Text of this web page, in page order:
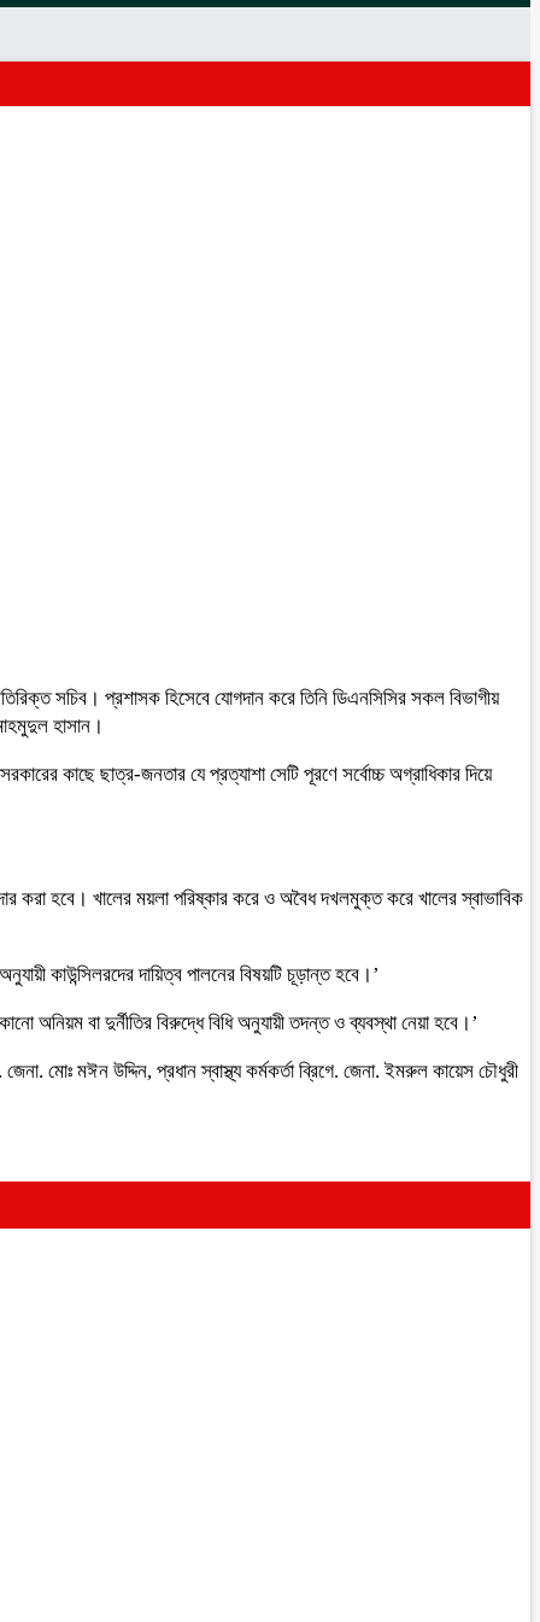
সচিব। প্রশাসক হিসেবে যোগদান করে তিনি ডিএনসিসির সকল বিভাগীয়
হাসান।
কাছে ছাত্র-জনতার যে প্রত্যাশা সেটি পূরণে সর্বোচ্চ অগ্রাধিকার দিয়ে
করা হবে। খালের ময়লা পরিষ্কার করে ও অবৈধ দখলমুক্ত করে খালের স্বাভাবিক
কাউন্সিলরদের দায়িত্ব পালনের বিষয়টি চূড়ান্ত হবে।’
অনিয়ম বা দুর্নীতির বিরুদ্ধে বিধি অনুযায়ী তদন্ত ও ব্যবস্থা নেয়া হবে।’
মোঃ মঈন উদ্দিন, প্রধান স্বাস্থ্য কর্মকর্তা ব্রিগে. জেনা. ইমরুল কায়েস চৌধুরী